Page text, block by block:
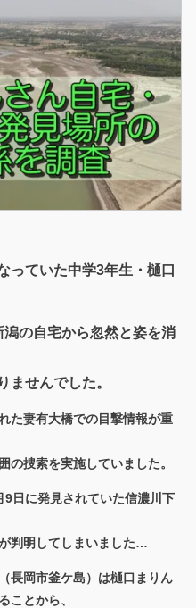
っていた中学3年生・樋口
の自宅から忽然と姿を消
ませんでした。
た妻有大橋での目撃情報が重
の捜索を実施していました。
9日に発見されていた信濃川下
判明してしまいました…
長岡市釜ケ島） は樋口まりん
ことから、